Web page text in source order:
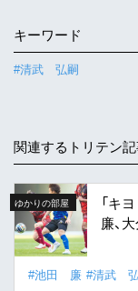
キーワード
#清武 弘嗣
関連するトリテン
ゆかりの部屋
「キ
廉、
#池田 廉 #清武